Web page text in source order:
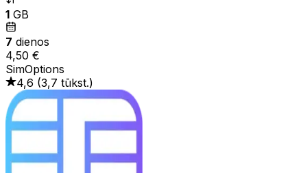
1 GB
7 dienos
4,50 €
SimOptions
4,6 (3,7 tūkst.)